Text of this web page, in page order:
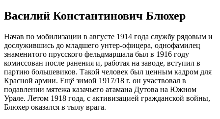
Василий Константинович Блюхер
Начав по мобилизации в августе 1914 года службу рядовым и
дослужившись до младшего унтер-офицера, однофамилец
знаменитого прусского фельдмаршала был в 1916 году
комиссован после ранения и, работая на заводе, вступил в
партию большевиков. Такой человек был ценным кадром для
Красной армии. Ещё зимой 1917/18 г. он участвовал в
подавлении мятежа казачьего атамана Дутова на Южном
Урале. Летом 1918 года, с активизацией гражданской войны,
Блюхер оказался в тылу врага.